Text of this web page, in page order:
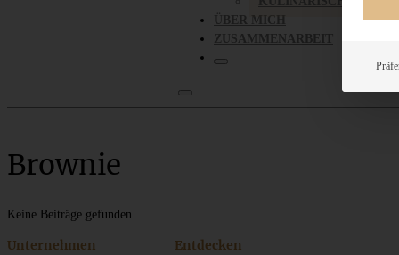
ÜBER MICH
ZUSAMMENARBEIT
Brownie
Keine Beiträge gefunden
Unternehmen Entdecken